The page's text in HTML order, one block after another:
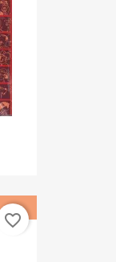
favorite_border